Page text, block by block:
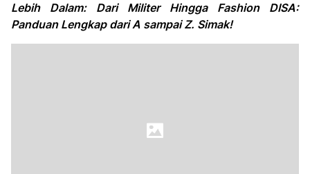
Lebih Dalam: Dari Militer Hingga Fashion DISA:
Panduan Lengkap dari A sampai Z. Simak!